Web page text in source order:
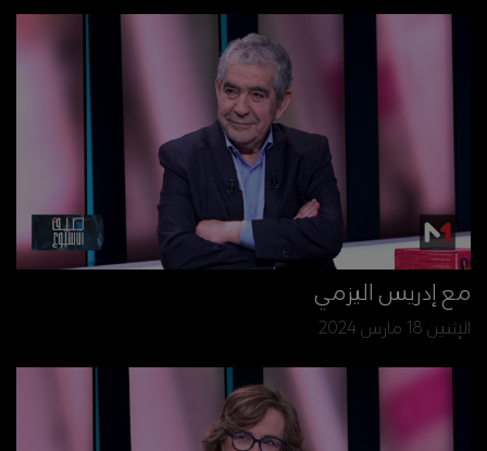
مع إدريس اليزمي
الإثنين 18 مارس 2024